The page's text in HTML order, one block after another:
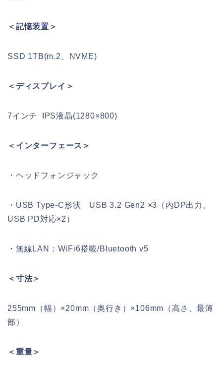
＜記憶装置＞
SSD 1TB(m.2、NVME)
＜ディスプレイ＞
7インチ IPS液晶(1280×800)
＜インターフェース＞
・ヘッドフォンジャック
・USB Type-C形状 USB 3.2 Gen2 ×3（内DP出力、
USB PD対応×2）
・無線LAN：WiFi6搭載/Bluetooth v5
＜寸法＞
255mm（幅）×20mm（奥行き）×106mm（高さ、最薄
部）
＜重量＞